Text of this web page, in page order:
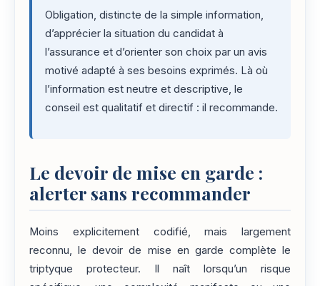
Obligation, distincte de la simple information,
d’apprécier la situation du candidat à
l’assurance et d’orienter son choix par un avis
motivé adapté à ses besoins exprimés. Là où
l’information est neutre et descriptive, le
conseil est qualitatif et directif : il recommande.
Le devoir de mise en garde :
alerter sans recommander
Moins explicitement codifié, mais largement
reconnu, le devoir de mise en garde complète le
triptyque protecteur. Il naît lorsqu’un risque